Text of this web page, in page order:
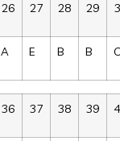
26 27 28 29
A E B B C
36 37 38 39